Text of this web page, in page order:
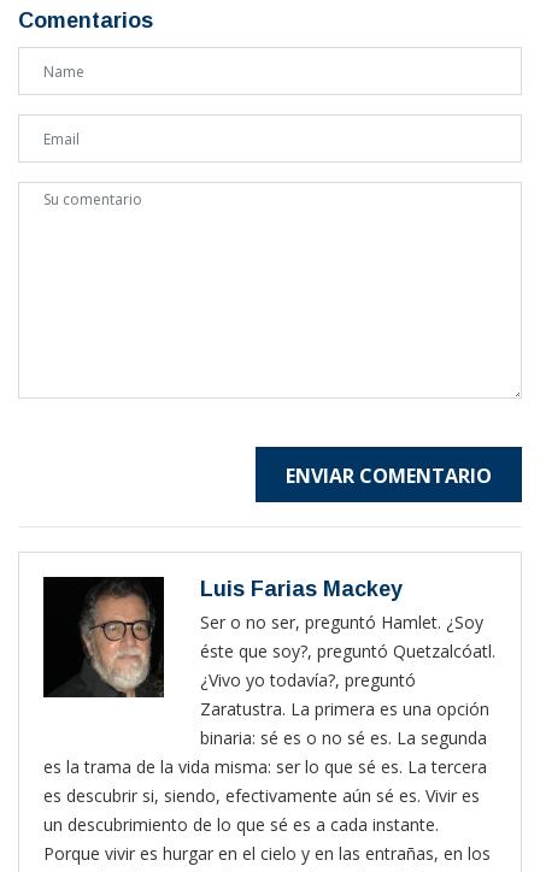
Comentarios
ENVIAR COMENTARIO
Luis Farias Mackey
Ser o no ser, preguntó Hamlet. ¿Soy
éste que soy?, preguntó Quetzalcóatl.
¿Vivo yo todavía?, preguntó
Zaratustra. La primera es una opción
binaria: sé es o no sé es. La segunda
es la trama de la vida misma: ser lo que sé es. La tercera
es descubrir si, siendo, efectivamente aún sé es. Vivir es
un descubrimiento de lo que sé es a cada instante.
Porque vivir es hurgar en el cielo y en las entrañas, en los